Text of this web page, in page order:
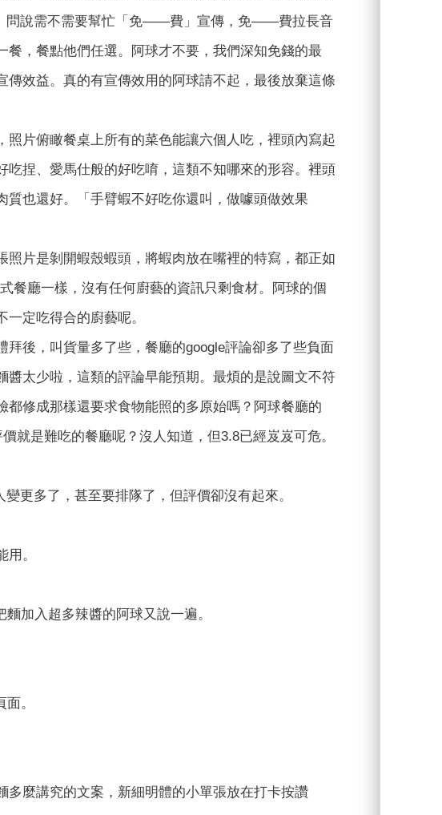
問說需不需要幫忙「免——費」宣傳，免——費拉長音
，餐點他們任選。阿球才不要，我們深知免錢的最
效益。真的有宣傳效用的阿球請不起，最後放棄這條
片俯瞰餐桌上所有的菜色能讓六個人吃，裡頭內寫起
捏、愛馬仕般的好吃唷，這類不知哪來的形容。裡頭
也還好。「手臂蝦不好吃你還叫，做噱頭做效果
片是剝開蝦殼蝦頭，將蝦肉放在嘴裡的特寫，都正如
餐廳一樣，沒有任何廚藝的資訊只剩食材。阿球的個
定吃得合的廚藝呢。
後，叫貨量多了些，餐廳的google評論卻多了些負面
太少啦，這類的評論早能預期。最煩的是說圖文不符
修成那樣還要求食物能照的多原始嗎？阿球餐廳的
就是難吃的餐廳呢？沒人知道，但3.8已經岌岌可危。
更多了，甚至要排隊了，但評價卻沒有起來。
。
加入超多辣醬的阿球又說一遍。
。
多麼講究的文案，新細明體的小單張放在打卡按讚